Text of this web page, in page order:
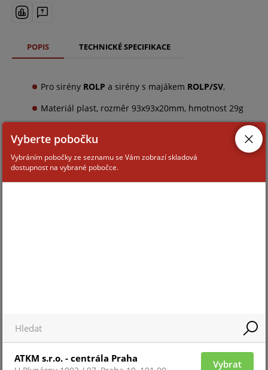
POPIS TECHNICKÉ SPECIFIKACE
Pro sirény ROLP a sirény s majákem ROLP/SV,
Materiál plast, rozměr 93x93x20mm, hmotnost 29g
Vyberte pobočku
Vybráním pobočky ze seznamu se Vám zobrazí skladová
dostupnost na vybrané pobočce.
ATKM s.r.o. - centrála Praha Vybrat